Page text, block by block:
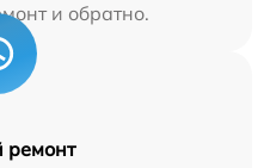
и обратно.
ремонт